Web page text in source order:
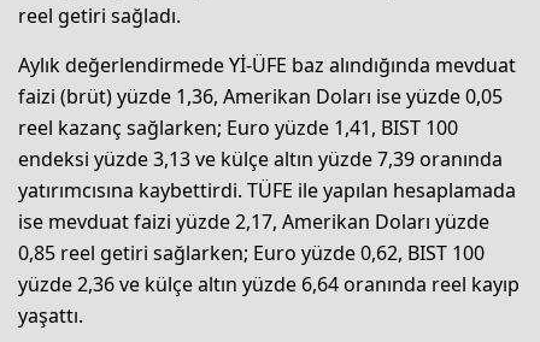
reel getiri sağladı.
Aylık değerlendirmede Yİ-ÜFE baz alındığında mevduat
faizi (brüt) yüzde 1,36, Amerikan Doları ise yüzde 0,05
reel kazanç sağlarken; Euro yüzde 1,41, BIST 100
endeksi yüzde 3,13 ve külçe altın yüzde 7,39 oranında
yatırımcısına kaybettirdi. TÜFE ile yapılan hesaplamada
ise mevduat faizi yüzde 2,17, Amerikan Doları yüzde
0,85 reel getiri sağlarken; Euro yüzde 0,62, BIST 100
yüzde 2,36 ve külçe altın yüzde 6,64 oranında reel kayıp
yaşattı.